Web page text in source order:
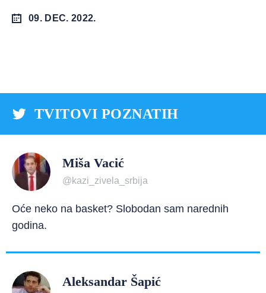
09. DEC. 2022.
TVITOVI POZNATIH
Miša Vacić
@kazi_zivela_srbija
Oće neko na basket? Slobodan sam narednih
godina.
Aleksandar Šapić